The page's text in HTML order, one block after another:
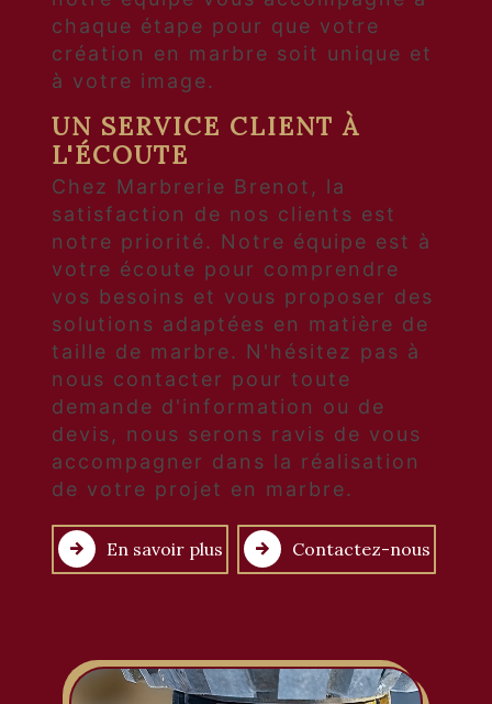
chaque étape pour que votre
création en marbre soit unique et
à votre image.
UN SERVICE CLIENT À
L'ÉCOUTE
Chez Marbrerie Brenot, la
satisfaction de nos clients est
notre priorité. Notre équipe est à
votre écoute pour comprendre
vos besoins et vous proposer des
solutions adaptées en matière de
taille de marbre. N'hésitez pas à
nous contacter pour toute
demande d'information ou de
devis, nous serons ravis de vous
accompagner dans la réalisation
de votre projet en marbre.
En savoir plus Contactez-nous